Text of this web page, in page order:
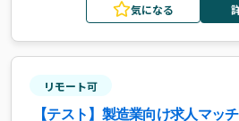
気になる
リモート可
【テスト】製造業向け求人マッ